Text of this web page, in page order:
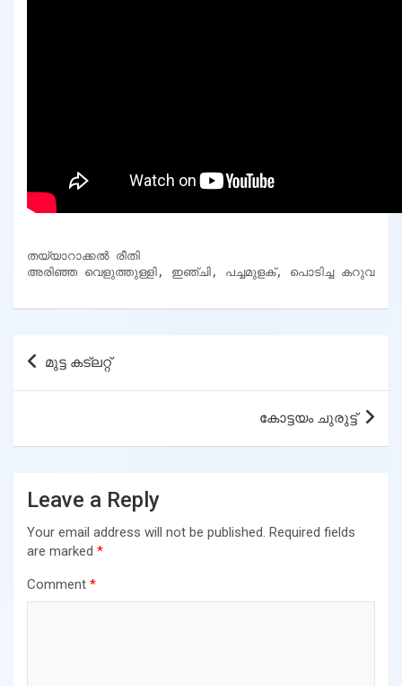
തയ്യാറാക്കൽ രീതി
അരിഞ്ഞ വെളുത്തുള്ളി, ഇഞ്ചി, പച്ചമുളക്, പൊടിച്ച
Post
navigation
മുട്ട കട്ലറ്റ്
കോട്ടയം ചുരുട്ട്
Leave a Reply
Your email address will not be published. Required fields
are marked *
Comment *